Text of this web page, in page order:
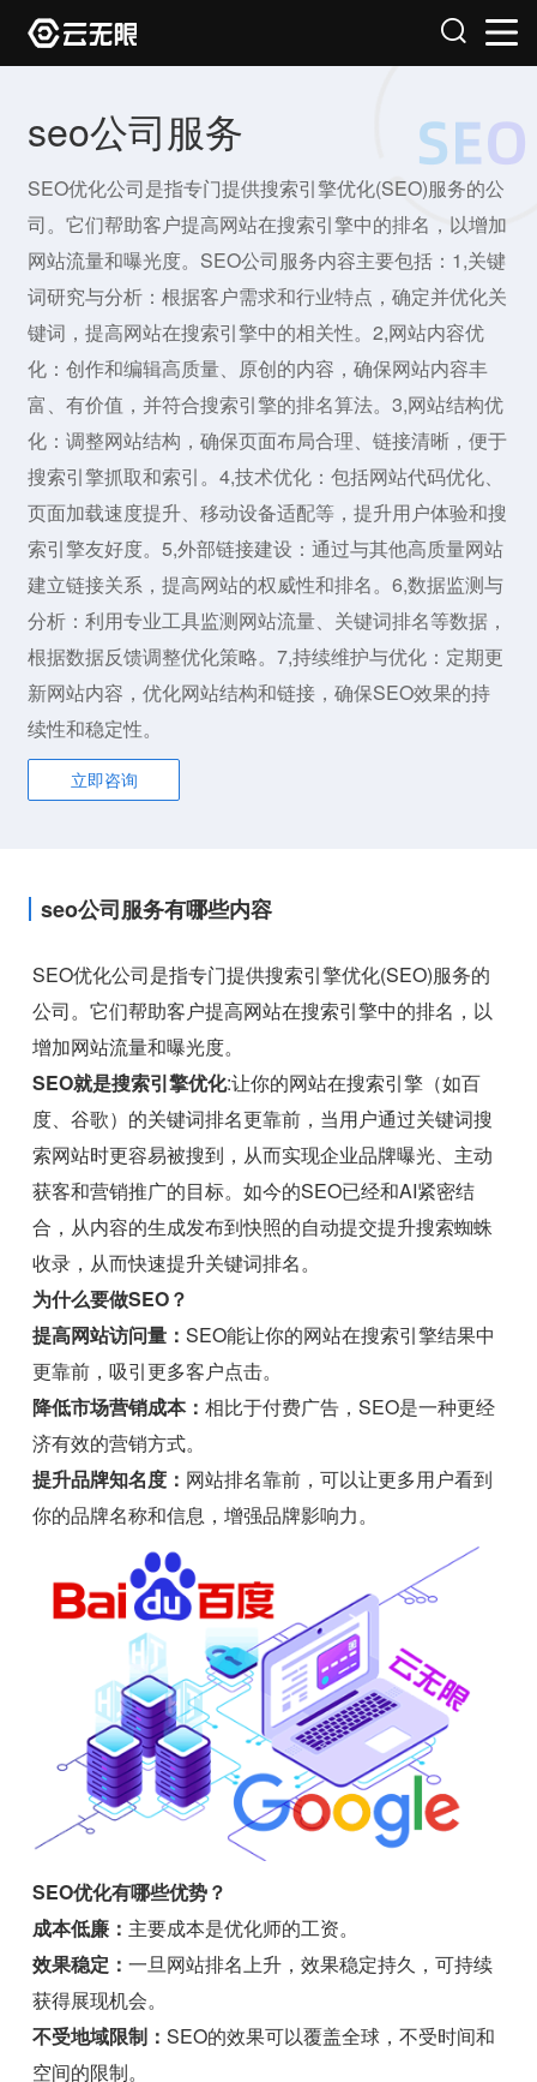
seo公司服务
SEO优化公司是指专门提供搜索引擎优化(SEO)服务的公
司。它们帮助客户提高网站在搜索引擎中的排名，以增加
网站流量和曝光度。SEO公司服务内容主要包括：1,关键
词研究与分析：根据客户需求和行业特点，确定并优化关
键词，提高网站在搜索引擎中的相关性。2,网站内容优
化：创作和编辑高质量、原创的内容，确保网站内容丰
富、有价值，并符合搜索引擎的排名算法。3,网站结构优
化：调整网站结构，确保页面布局合理、链接清晰，便于
搜索引擎抓取和索引。4,技术优化：包括网站代码优化、
页面加载速度提升、移动设备适配等，提升用户体验和搜
索引擎友好度。5,外部链接建设：通过与其他高质量网站
建立链接关系，提高网站的权威性和排名。6,数据监测与
分析：利用专业工具监测网站流量、关键词排名等数据，
根据数据反馈调整优化策略。7,持续维护与优化：定期更
新网站内容，优化网站结构和链接，确保SEO效果的持
续性和稳定性。
立即咨询
seo公司服务有哪些内容
SEO优化公司是指专门提供搜索引擎优化(SEO)服务的
公司。它们帮助客户提高网站在搜索引擎中的排名，以
增加网站流量和曝光度。
SEO就是搜索引擎优化:让你的网站在搜索引擎（如百
度、谷歌）的关键词排名更靠前，当用户通过关键词搜
索网站时更容易被搜到，从而实现企业品牌曝光、主动
获客和营销推广的目标。如今的SEO已经和AI紧密结
合，从内容的生成发布到快照的自动提交提升搜索蜘蛛
收录，从而快速提升关键词排名。
为什么要做SEO？
提高网站访问量：SEO能让你的网站在搜索引擎结果中
更靠前，吸引更多客户点击。
降低市场营销成本：相比于付费广告，SEO是一种更经
济有效的营销方式。
提升品牌知名度： 网站排名靠前，可以让更多用户看到
你的品牌名称和信息，增强品牌影响力。
SEO优化有哪些优势？
成本低廉： 主要成本是优化师的工资。
效果稳定：一旦网站排名上升，效果稳定持久，可持续
获得展现机会。
不受地域限制：SEO的效果可以覆盖全球，不受时间和
空间的限制。